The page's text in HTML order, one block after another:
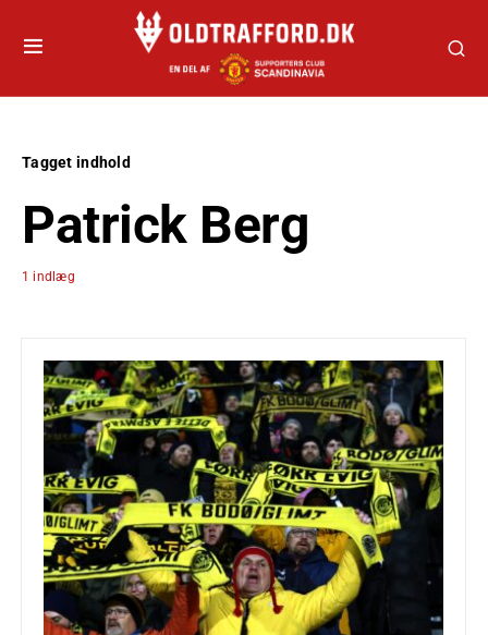
Tagget indhold
Patrick Berg
1 indlæg